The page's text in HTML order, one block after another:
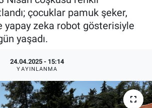
çocuklar pamuk şeker,
yapay zeka robot gösterisiyle
yaşadı.
24.04.2025 - 15:14
YAYINLANMA